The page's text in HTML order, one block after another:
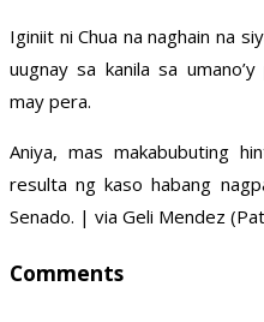
Iginiit ni Chua na naghain na
uugnay sa kanila sa
may pera.
Aniya, mas makabubuting
resulta ng kaso habang
Senado. | via Geli Mendez
Comments